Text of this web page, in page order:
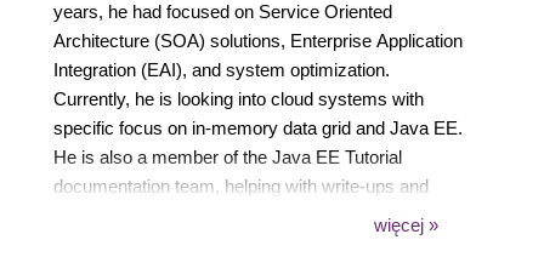
years, he had focused on Service Oriented
Architecture (SOA) solutions, Enterprise Application
Integration (EAI), and system optimization.
Currently, he is looking into cloud systems with
specific focus on in-memory data grid and Java EE.
He is also a member of the Java EE Tutorial
documentation team, helping with write-ups and
code examples about new Java EE technologies
więcej »